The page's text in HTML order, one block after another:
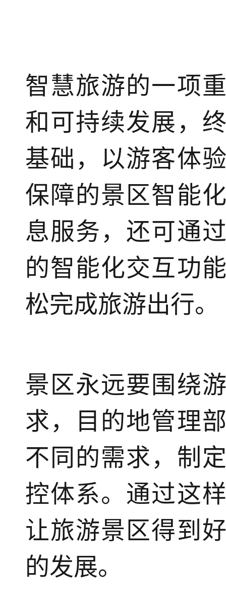
智慧旅游的一项
和可持续发展，
基础，以游客体
保障的景区智能
息服务，还可通
的智能化交互功
松完成旅游出行。
景区永远要围绕
求，目的地管理
不同的需求，制
控体系。通过这
让旅游景区得到
的发展。